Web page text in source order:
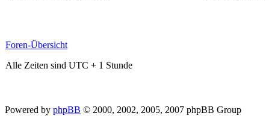
Foren-Übersicht
Alle Zeiten sind UTC + 1 Stunde
Powered by phpBB © 2000, 2002, 2005, 2007 phpBB Group